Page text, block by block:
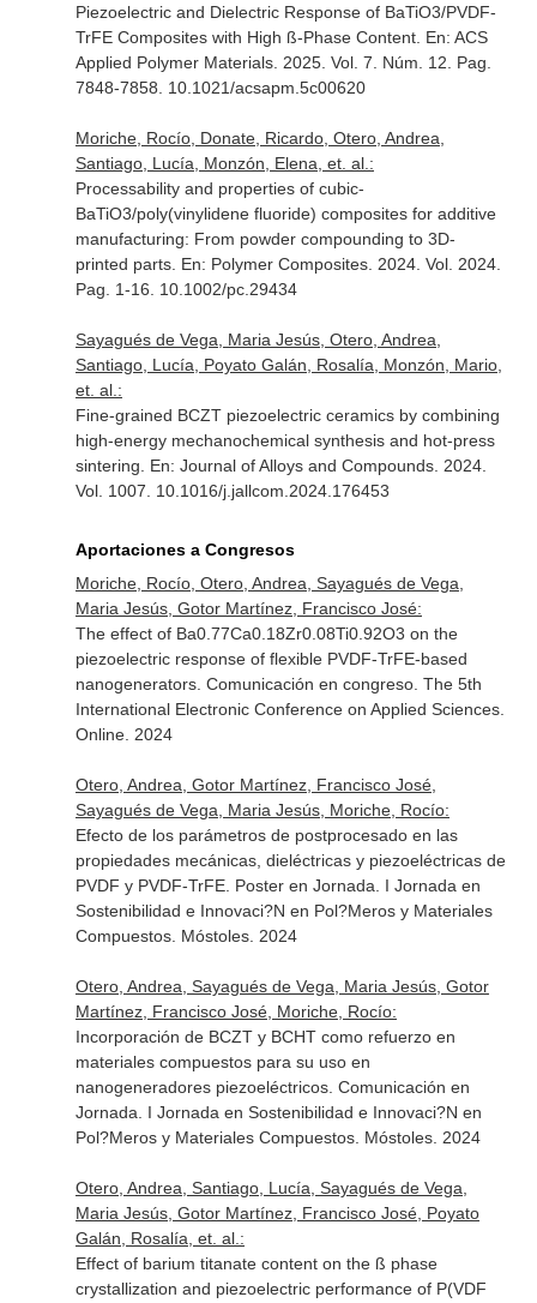
Piezoelectric and Dielectric Response of BaTiO3/PVDF-
TrFE Composites with High ß-Phase Content. En: ACS
Applied Polymer Materials. 2025. Vol. 7. Núm. 12. Pag.
7848-7858. 10.1021/acsapm.5c00620
Moriche, Rocío, Donate, Ricardo, Otero, Andrea,
Santiago, Lucía, Monzón, Elena, et. al.:
Processability and properties of cubic-
BaTiO3/poly(vinylidene fluoride) composites for additive
manufacturing: From powder compounding to 3D-
printed parts. En: Polymer Composites. 2024. Vol. 2024.
Pag. 1-16. 10.1002/pc.29434
Sayagués de Vega, Maria Jesús, Otero, Andrea,
Santiago, Lucía, Poyato Galán, Rosalía, Monzón, Mario,
et. al.:
Fine-grained BCZT piezoelectric ceramics by combining
high-energy mechanochemical synthesis and hot-press
sintering. En: Journal of Alloys and Compounds. 2024.
Vol. 1007. 10.1016/j.jallcom.2024.176453
Aportaciones a Congresos
Moriche, Rocío, Otero, Andrea, Sayagués de Vega,
Maria Jesús, Gotor Martínez, Francisco José:
The effect of Ba0.77Ca0.18Zr0.08Ti0.92O3 on the
piezoelectric response of flexible PVDF-TrFE-based
nanogenerators. Comunicación en congreso. The 5th
International Electronic Conference on Applied Sciences.
Online. 2024
Otero, Andrea, Gotor Martínez, Francisco José,
Sayagués de Vega, Maria Jesús, Moriche, Rocío:
Efecto de los parámetros de postprocesado en las
propiedades mecánicas, dieléctricas y piezoeléctricas de
PVDF y PVDF-TrFE. Poster en Jornada. I Jornada en
Sostenibilidad e Innovaci?N en Pol?Meros y Materiales
Compuestos. Móstoles. 2024
Otero, Andrea, Sayagués de Vega, Maria Jesús, Gotor
Martínez, Francisco José, Moriche, Rocío:
Incorporación de BCZT y BCHT como refuerzo en
materiales compuestos para su uso en
nanogeneradores piezoeléctricos. Comunicación en
Jornada. I Jornada en Sostenibilidad e Innovaci?N en
Pol?Meros y Materiales Compuestos. Móstoles. 2024
Otero, Andrea, Santiago, Lucía, Sayagués de Vega,
Maria Jesús, Gotor Martínez, Francisco José, Poyato
Galán, Rosalía, et. al.:
Effect of barium titanate content on the ß phase
crystallization and piezoelectric performance of P(VDF